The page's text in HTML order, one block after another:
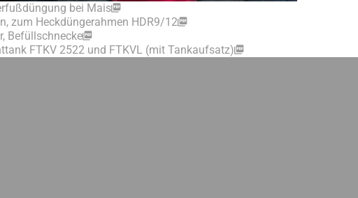
bei Mais
zum Heckdüngerahmen HDR9/12
Befüllschnecke
FTKV 2522 und FTKVL (mit Tankaufsatz)